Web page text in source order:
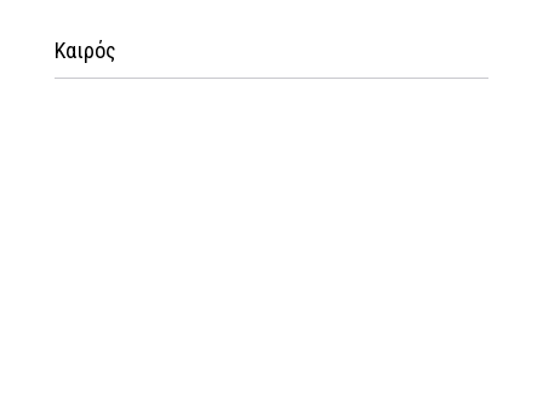
Καιρός